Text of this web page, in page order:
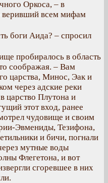
Оркоса, – в
веривший всем мифам
боги Аида? – спросил
пробиралось в область
соображая. – Вам
царства, Минос, Эак и
через адские реки
царство Плутона и
этот вход, ранее
чудовище и своим
Эвмениды, Тезифона,
и бичи, погнали
мутные воды
Флегетона, и вот
сгоревшее в них